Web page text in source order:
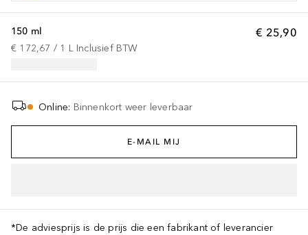
€ 25,90
150 ml
€ 172,67 / 1 L Inclusief BTW
Online: Binnenkort weer leverbaar
E-MAIL MIJ
*De adviesprijs is de prijs die een fabrikant of leverancier